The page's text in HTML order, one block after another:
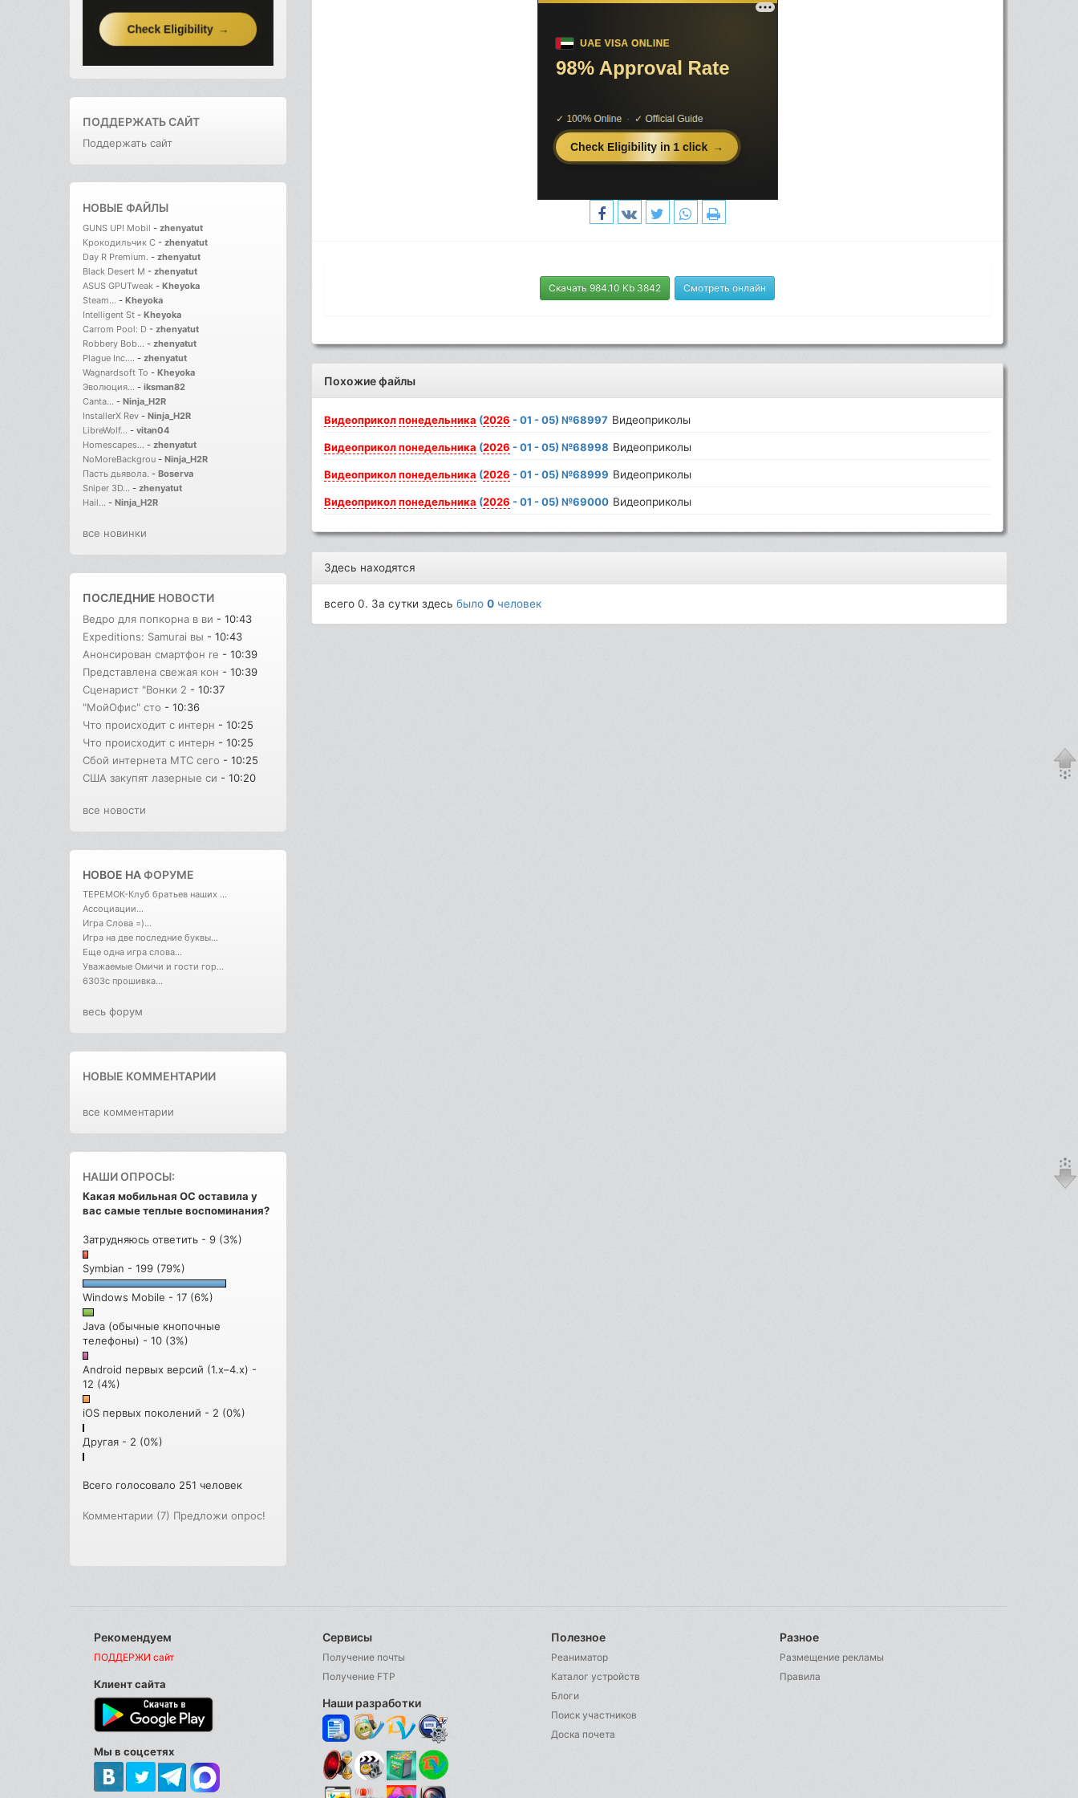
ПОДДЕРЖАТЬ САЙТ
Поддержать сайт
НОВЫЕ ФАЙЛЫ
GUNS UP! Mobil - zhenyatut
Крокодильчик С - zhenyatut
Day R Premium. - zhenyatut
Black Desert M - zhenyatut
ASUS GPUTweak - Kheyoka
Steam... - Kheyoka
Intelligent St - Kheyoka
Carrom Pool: D - zhenyatut
Robbery Bob... - zhenyatut
Plague Inc.... - zhenyatut
Wagnardsoft To - Kheyoka
Эволюция... - iksman82
Canta... - Ninja_H2R
InstallerX Rev - Ninja_H2R
LibreWolf... - vitan04
Homescapes... - zhenyatut
NoMoreBackgrou - Ninja_H2R
Пасть дьявола. - Boserva
Sniper 3D... - zhenyatut
Hail... - Ninja_H2R
все новинки
ПОСЛЕДНИЕ НОВОСТИ
Ведро для попкорна в ви - 10:43
Expeditions: Samurai вы - 10:43
Анонсирован смартфон re - 10:39
Представлена свежая кон - 10:39
Сценарист "Вонки 2 - 10:37
"МойОфис" сто - 10:36
Что происходит с интерн - 10:25
Что происходит с интерн - 10:25
Сбой интернета МТС сего - 10:25
США закупят лазерные си - 10:20
все новости
НОВОЕ НАФОРУМЕ
ТЕРЕМОК-Клуб братьев наших ...
Ассоциации...
Игра Слова =)...
Игра на две последние буквы...
Еще одна игра слова...
Уважаемые Омичи и гости гор...
6303с прошивка...
весь форум
НОВЫЕ КОММЕНТАРИИ
все комментарии
НАШИ ОПРОСЫ:
Какая мобильная ОС оставила у
вас самые теплые воспоминания?
Затрудняюсь ответить - 9 (3%)
Symbian - 199 (79%)
Windows Mobile - 17 (6%)
Java (обычные кнопочные
телефоны) - 10 (3%)
Android первых версий (1.x–4.x) -
12 (4%)
iOS первых поколений - 2 (0%)
Другая - 2 (0%)
Всего голосовало 251 человек
Комментарии (7) Предложи опрос!
Скачать 984.10 Kb 3842 Смотреть онлайн
Похожие файлы
Видеоприколпонедельника (2026 - 01 - 05) №68997 Видеоприколы
Видеоприколпонедельника (2026 - 01 - 05) №68998 Видеоприколы
Видеоприколпонедельника (2026 - 01 - 05) №68999 Видеоприколы
Видеоприколпонедельника (2026 - 01 - 05) №69000 Видеоприколы
Здесь находятся
всего 0. За сутки здесьбыло0 человек
Рекомендуем
ПОДДЕРЖИ сайт
Клиент сайта
Мы в соцсетях
Сервисы
Получение почты
Получение FTP
Наши разработки
Полезное
Реаниматор
Каталог устройств
Блоги
Поиск участников
Доска почета
Разное
Размещение рекламы
Правила